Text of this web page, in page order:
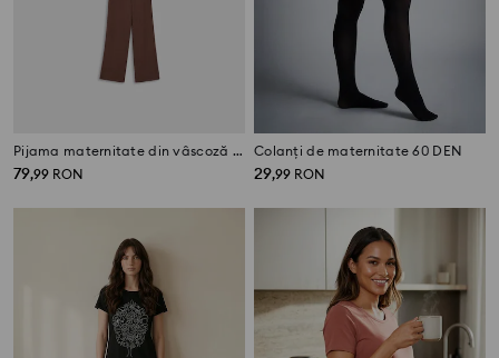
Pijama maternitate din vâscoză din două piese
79,99 RON
Colanți de maternitate 60 DEN
29,99 RON